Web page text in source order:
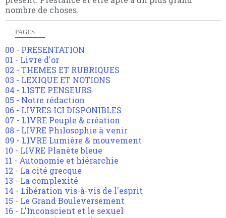
nombre de choses.
PAGES
00 - PRESENTATION
01 - Livre d'or
02 - THEMES ET RUBRIQUES
03 - LEXIQUE ET NOTIONS
04 - LISTE PENSEURS
05 - Notre rédaction
06 - LIVRES ICI DISPONIBLES
07 - LIVRE Peuple & création
08 - LIVRE Philosophie à venir
09 - LIVRE Lumière & mouvement
10 - LIVRE Planète bleue
11 - Autonomie et hiérarchie
12 - La cité grecque
13 - La complexité
14 - Libération vis-à-vis de l'esprit
15 - Le Grand Bouleversement
16 - L'Inconscient et le sexuel